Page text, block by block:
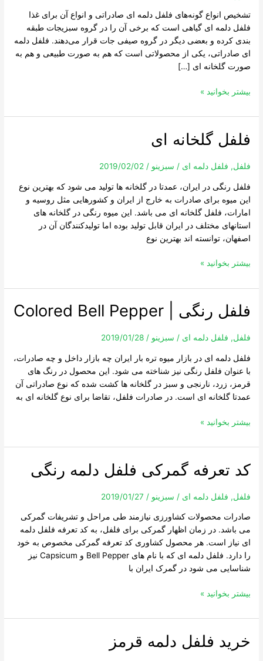
تشخیص انواع گونه‌های فلفل دلمه ای صادراتی و انواع آن برای غذا
فلفل دلمه ای گیاهی است که برخی آن را در گروه سبزیجات طبقه
بندی کرده و بعضی دیگر در گروه صیفی جات قرار می‌دهند. فلفل دلمه
ای صادراتی، یکی از محصولاتی است که هم به صورت طبیعی و هم به
صورت گلخانه ای […]
بیشتر بخوانید »
فلفل گلخانه ای
فلفل, فلفل دلمه ای / سبزینو/
2019/02/02
فلفل رنگی در ایران، عمدتا در گلخانه ها تولید می شود که بهترین نوع
این میوه برای صادرات به خارج از ایران و کشورهایی مثل روسیه و
امارات، فلفل گلخانه ای می باشد. این میوه رنگی در گلخانه های
استانهای مختلف در ایران قابل تولید بوده اما تولیدکنندگان آن در
اصفهان، توانسته اند بهترین نوع
فلفل
گلخانه
ای
بیشتر بخوانید »
فلفل رنگی | Colored Bell Pepper
فلفل, فلفل دلمه ای / سبزینو/
2019/01/28
فلفل دلمه ای در بازار میوه تره بار ایران چه بازار داخل و چه صادرات،
با عنوان فلفل رنگی نیز شناخته می شود. این محصول در رنگ های
قرمز، زرد، نارنجی و سبز در گلخانه ها کشت شده که نوع صادراتی آن
عمدتا گلخانه ای است. در صادرات فلفل، تقاضا برای نوع گلخانه ای به
فلفل
رنگی
Colored
Bell
Pepper
بیشتر بخوانید »
کد تعرفه گمرکی فلفل دلمه رنگی
فلفل, فلفل دلمه ای / سبزینو/
2019/01/27
صادرات محصولات کشاورزی نیازمند طی مراحل و تشریفات گمرکی
می باشد. در زمان اظهار گمرکی برای فلفل، به کد تعرفه فلفل دلمه
ای نیاز است. هر محصول کشاوری کد تعرفه گمرکی مخصوص به خود
را دارد. فلفل دلمه ای که با نام های Bell Pepper و Capsicum نیز
شناسایی می شود در گمرک ایران با
کد
تعرفه
گمرکی
فلفل
دلمه
رنگی
بیشتر بخوانید »
خرید فلفل دلمه قرمز
خرید
فلفل